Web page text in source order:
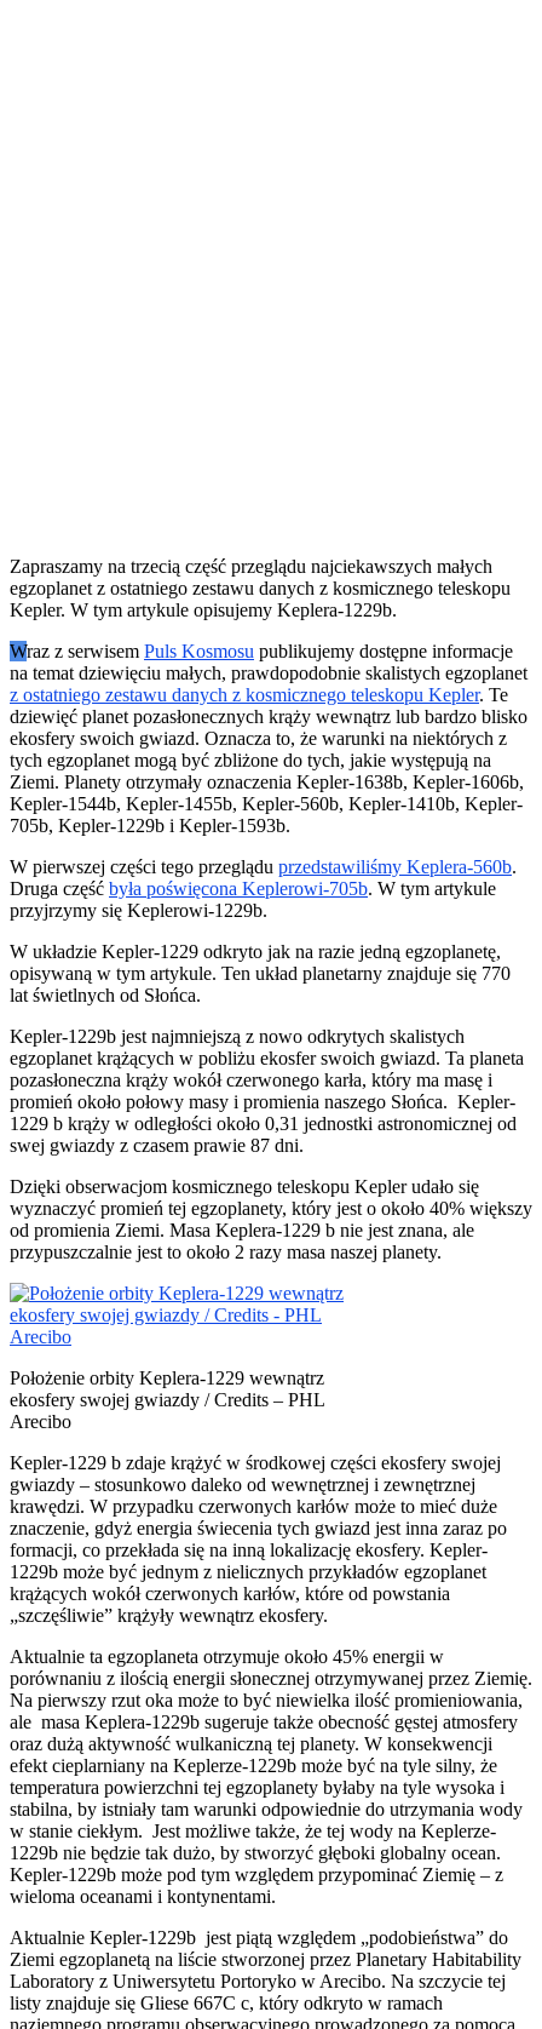
Zapraszamy na trzecią część przeglądu najciekawszych małych
egzoplanet z ostatniego zestawu danych z kosmicznego teleskopu
Kepler. W tym artykule opisujemy Keplera-1229b.
Wraz z serwisem Puls Kosmosu publikujemy dostępne informacje
na temat dziewięciu małych, prawdopodobnie skalistych egzoplanet
z ostatniego zestawu danych z kosmicznego teleskopu Kepler. Te
dziewięć planet pozasłonecznych krąży wewnątrz lub bardzo blisko
ekosfery swoich gwiazd. Oznacza to, że warunki na niektórych z
tych egzoplanet mogą być zbliżone do tych, jakie występują na
Ziemi. Planety otrzymały oznaczenia Kepler-1638b, Kepler-1606b,
Kepler-1544b, Kepler-1455b, Kepler-560b, Kepler-1410b, Kepler-
705b, Kepler-1229b i Kepler-1593b.
W pierwszej części tego przeglądu przedstawiliśmy Keplera-560b.
Druga część była poświęcona Keplerowi-705b. W tym artykule
przyjrzymy się Keplerowi-1229b.
W układzie Kepler-1229 odkryto jak na razie jedną egzoplanetę,
opisywaną w tym artykule. Ten układ planetarny znajduje się 770
lat świetlnych od Słońca.
Kepler-1229b jest najmniejszą z nowo odkrytych skalistych
egzoplanet krążących w pobliżu ekosfer swoich gwiazd. Ta planeta
pozasłoneczna krąży wokół czerwonego karła, który ma masę i
promień około połowy masy i promienia naszego Słońca. Kepler-
1229 b krąży w odległości około 0,31 jednostki astronomicznej od
swej gwiazdy z czasem prawie 87 dni.
Dzięki obserwacjom kosmicznego teleskopu Kepler udało się
wyznaczyć promień tej egzoplanety, który jest o około 40% większy
od promienia Ziemi. Masa Keplera-1229 b nie jest znana, ale
przypuszczalnie jest to około 2 razy masa naszej planety.
Położenie orbity Keplera-1229 wewnątrz
ekosfery swojej gwiazdy / Credits – PHL
Arecibo
Kepler-1229 b zdaje krążyć w środkowej części ekosfery swojej
gwiazdy – stosunkowo daleko od wewnętrznej i zewnętrznej
krawędzi. W przypadku czerwonych karłów może to mieć duże
znaczenie, gdyż energia świecenia tych gwiazd jest inna zaraz po
formacji, co przekłada się na inną lokalizację ekosfery. Kepler-
1229b może być jednym z nielicznych przykładów egzoplanet
krążących wokół czerwonych karłów, które od powstania
„szczęśliwie” krążyły wewnątrz ekosfery.
Aktualnie ta egzoplaneta otrzymuje około 45% energii w
porównaniu z ilością energii słonecznej otrzymywanej przez Ziemię.
Na pierwszy rzut oka może to być niewielka ilość promieniowania,
ale masa Keplera-1229b sugeruje także obecność gęstej atmosfery
oraz dużą aktywność wulkaniczną tej planety. W konsekwencji
efekt cieplarniany na Keplerze-1229b może być na tyle silny, że
temperatura powierzchni tej egzoplanety byłaby na tyle wysoka i
stabilna, by istniały tam warunki odpowiednie do utrzymania wody
w stanie ciekłym. Jest możliwe także, że tej wody na Keplerze-
1229b nie będzie tak dużo, by stworzyć głęboki globalny ocean.
Kepler-1229b może pod tym względem przypominać Ziemię – z
wieloma oceanami i kontynentami.
Aktualnie Kepler-1229b jest piątą względem „podobieństwa” do
Ziemi egzoplanetą na liście stworzonej przez Planetary Habitability
Laboratory z Uniwersytetu Portoryko w Arecibo. Na szczycie tej
listy znajduje się Gliese 667C c, który odkryto w ramach
naziemnego programu obserwacyjnego prowadzonego za pomocą